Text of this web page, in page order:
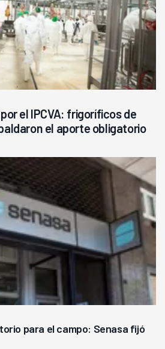
el IPCVA: frigoríficos de
el aporte obligatorio
para el campo: Senasa fijó